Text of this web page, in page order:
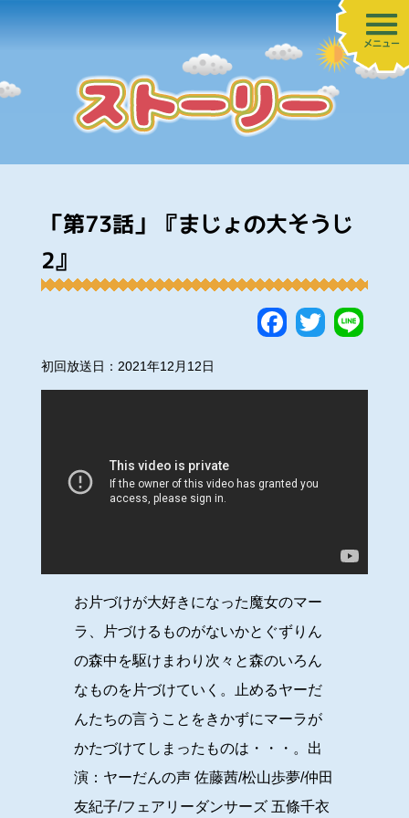
メニュー
「第73話」『まじょの大そうじ
2』
初回放送日：2021年12月12日
お片づけが大好きになった魔女のマー
ラ、片づけるものがないかとぐずりん
の森中を駆けまわり次々と森のいろん
なものを片づけていく。止めるヤーだ
んたちの言うことをきかずにマーラが
かたづけてしまったものは・・・。出
演：ヤーだんの声 佐藤茜/松山歩夢/仲田
友紀子/フェアリーダンサーズ 五條千衣